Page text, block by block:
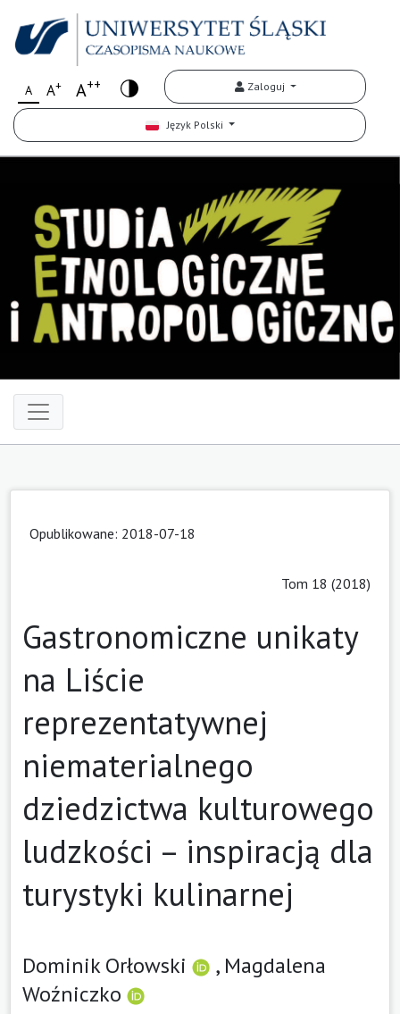
A A+ A++ Zaloguj
Język Polski
Opublikowane: 2018-07-18
Tom 18 (2018)
Gastronomiczne unikaty
na Liście
reprezentatywnej
niematerialnego
dziedzictwa kulturowego
ludzkości – inspiracją dla
turystyki kulinarnej
Dominik Orłowski , Magdalena
Woźniczko